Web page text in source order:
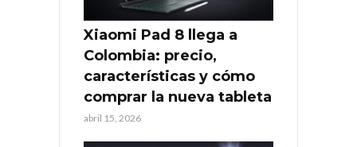
Xiaomi Pad 8 llega a
Colombia: precio,
características y cómo
comprar la nueva tableta
abril 15, 2026